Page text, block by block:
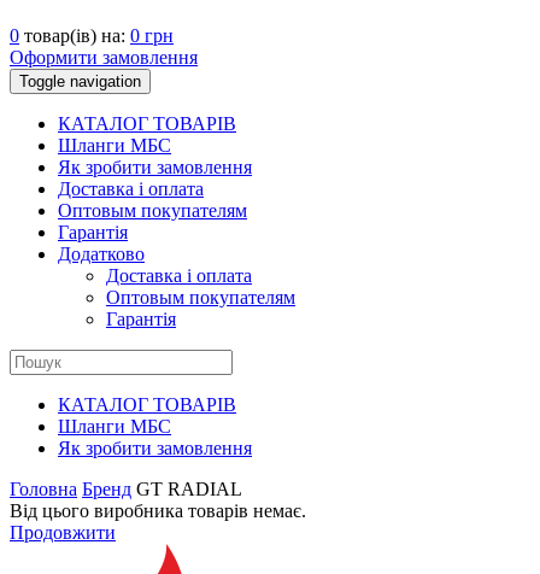
0 товар(ів) на: 0 грн
Оформити замовлення
Toggle navigation
КАТАЛОГ ТОВАРІВ
Шланги МБС
Як зробити замовлення
Доставка і оплата
Оптовым покупателям
Гарантія
Додатково
Доставка і оплата
Оптовым покупателям
Гарантія
КАТАЛОГ ТОВАРІВ
Шланги МБС
Як зробити замовлення
Головна Бренд GT RADIAL
Від цього виробника товарів немає.
Продовжити